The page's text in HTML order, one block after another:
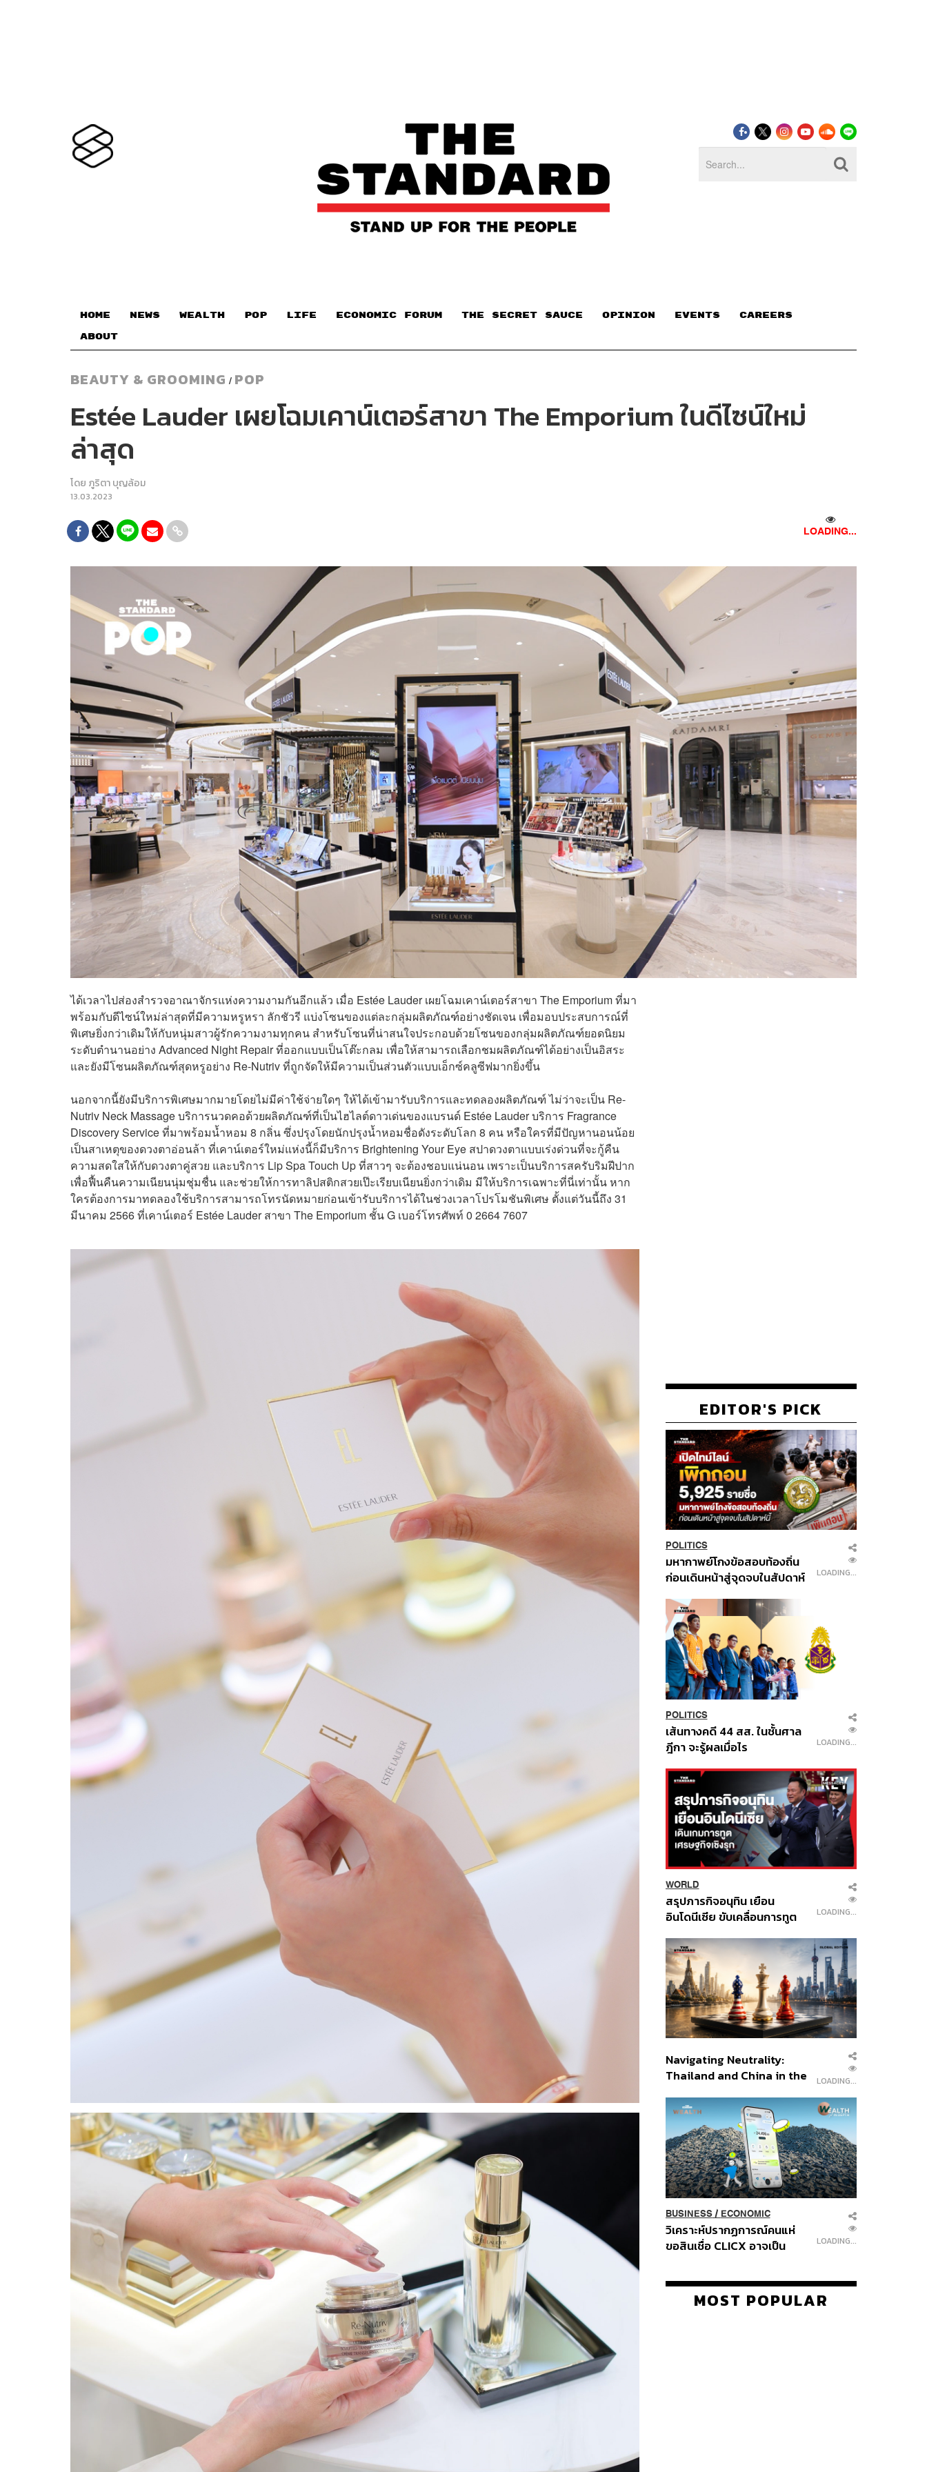
HOME NEWS WEALTH POP LIFE ECONOMIC FORUM THE SECRET SAUCE​ OPINION EVENTS CAREERS
ABOUT
BEAUTY & GROOMING / POP
Estée Lauder เผยโฉมเคาน์เตอร์สาขา The Emporium ในดีไซน์ใหม่
ล่าสุด
โดย ภูริตา บุญล้อม
13.03.2023
LOADING...
ได้เวลาไปส่องสำรวจอาณาจักรแห่งความงามกันอีกแล้ว เมื่อ Estée Lauder เผยโฉมเคาน์เตอร์สาขา The Emporium ที่มา
พร้อมกับดีไซน์ใหม่ล่าสุดที่มีความหรูหรา ลักชัวรี แบ่งโซนของแต่ละกลุ่มผลิตภัณฑ์อย่างชัดเจน เพื่อมอบประสบการณ์ที่
พิเศษยิ่งกว่าเดิมให้กับหนุ่มสาวผู้รักความงามทุกคน สำหรับโซนที่น่าสนใจประกอบด้วยโซนของกลุ่มผลิตภัณฑ์ยอดนิยม
ระดับตำนานอย่าง Advanced Night Repair ที่ออกแบบเป็นโต๊ะกลม เพื่อให้สามารถเลือกชมผลิตภัณฑ์ได้อย่างเป็นอิสระ
และยังมีโซนผลิตภัณฑ์สุดหรูอย่าง Re-Nutriv ที่ถูกจัดให้มีความเป็นส่วนตัวแบบเอ็กซ์คลูซีฟมากยิ่งขึ้น
นอกจากนี้ยังมีบริการพิเศษมากมายโดยไม่มีค่าใช้จ่ายใดๆ ให้ได้เข้ามารับบริการและทดลองผลิตภัณฑ์ ไม่ว่าจะเป็น Re-
Nutriv Neck Massage บริการนวดคอด้วยผลิตภัณฑ์ที่เป็นไฮไลต์ดาวเด่นของแบรนด์ Estée Lauder บริการ Fragrance
Discovery Service ที่มาพร้อมน้ำหอม 8 กลิ่น ซึ่งปรุงโดยนักปรุงน้ำหอมชื่อดังระดับโลก 8 คน หรือใครที่มีปัญหานอนน้อย
เป็นสาเหตุของดวงตาอ่อนล้า ที่เคาน์เตอร์ใหม่แห่งนี้ก็มีบริการ Brightening Your Eye สปาดวงตาแบบเร่งด่วนที่จะกู้คืน
ความสดใสให้กับดวงตาคู่สวย และบริการ Lip Spa Touch Up ที่สาวๆ จะต้องชอบแน่นอน เพราะเป็นบริการสครับริมฝีปาก
เพื่อฟื้นคืนความเนียนนุ่มชุ่มชื่น และช่วยให้การทาลิปสติกสวยเป๊ะเรียบเนียนยิ่งกว่าเดิม มีให้บริการเฉพาะที่นี่เท่านั้น หาก
ใครต้องการมาทดลองใช้บริการสามารถโทรนัดหมายก่อนเข้ารับบริการได้ในช่วงเวลาโปรโมชันพิเศษ ตั้งแต่วันนี้ถึง 31
มีนาคม 2566 ที่เคาน์เตอร์ Estée Lauder สาขา The Emporium ชั้น G เบอร์โทรศัพท์ 0 2664 7607
EDITOR'S PICK
POLITICS
มหากาพย์โกงข้อสอบท้องถิ่น
ก่อนเดินหน้าสู่จุดจบในสัปดาห์
LOADING...
POLITICS
เส้นทางคดี 44 สส. ในชั้นศาล
ฎีกา จะรู้ผลเมื่อไร
LOADING...
WORLD
สรุปภารกิจอนุทิน เยือน
อินโดนีเซีย ขับเคลื่อนการทูต
ส่วนยุทธศาสตร์ไทย –
อินโดนีเซีย
LOADING...
Navigating Neutrality:
Thailand and China in the
Order
LOADING...
BUSINESS/ ECONOMIC
วิเคราะห์ปรากฏการณ์คนแห่
ขอสินเชื่อ CLICX อาจเป็น
ปัญหาหนี้ครัวเรือนไทยที่ถูกซุก
LOADING...
MOST POPULAR